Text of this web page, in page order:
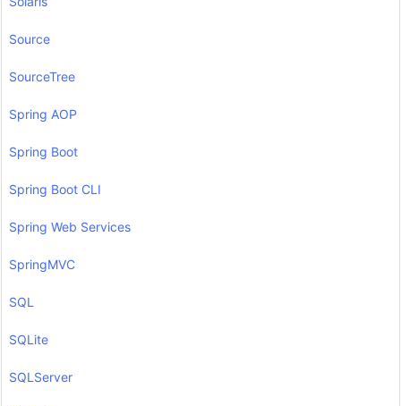
Source
SourceTree
Spring AOP
Spring Boot
Spring Boot CLI
Spring Web Services
SpringMVC
SQL
SQLite
SQLServer